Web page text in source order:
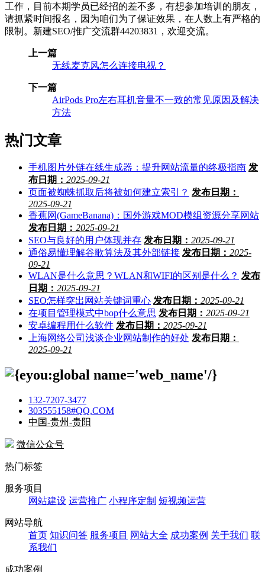
工作，目前本期学员已经招的差不多，有想参加培训的朋友，
请抓紧时间报名，因为咱们为了保证效果，在人数上有严格的
限制。新建SEO/推广交流群44203831，欢迎交流。
上一篇
无线麦克风怎么连接电视？
下一篇
AirPods Pro左右耳机音量不一致的常见原因及解决
方法
热门文章
手机图片外链在线生成器：提升网站流量的终极指南 发
布日期： 2025-09-21
页面被蜘蛛抓取后将被如何建立索引？ 发布日期：
2025-09-21
香蕉网(GameBanana)：国外游戏MOD模组资源分享网站
发布日期： 2025-09-21
SEO与良好的用户体现并存 发布日期： 2025-09-21
通俗易懂理解谷歌算法及其外部链接 发布日期： 2025-
09-21
WLAN是什么意思？WLAN和WIFI的区别是什么？ 发布
日期： 2025-09-21
SEO怎样突出网站关键词重心 发布日期： 2025-09-21
在项目管理模式中bop什么意思 发布日期： 2025-09-21
安卓编程用什么软件 发布日期： 2025-09-21
上海网络公司浅谈企业网站制作的好处 发布日期：
2025-09-21
132-7207-3477
303555158#QQ.COM
中国-贵州-贵阳
微信公众号
热门标签
服务项目
网站建设 运营推广 小程序定制 短视频运营
网站导航
首页 知识问答 服务项目 网站大全 成功案例 关于我们 联
系我们
成功案例